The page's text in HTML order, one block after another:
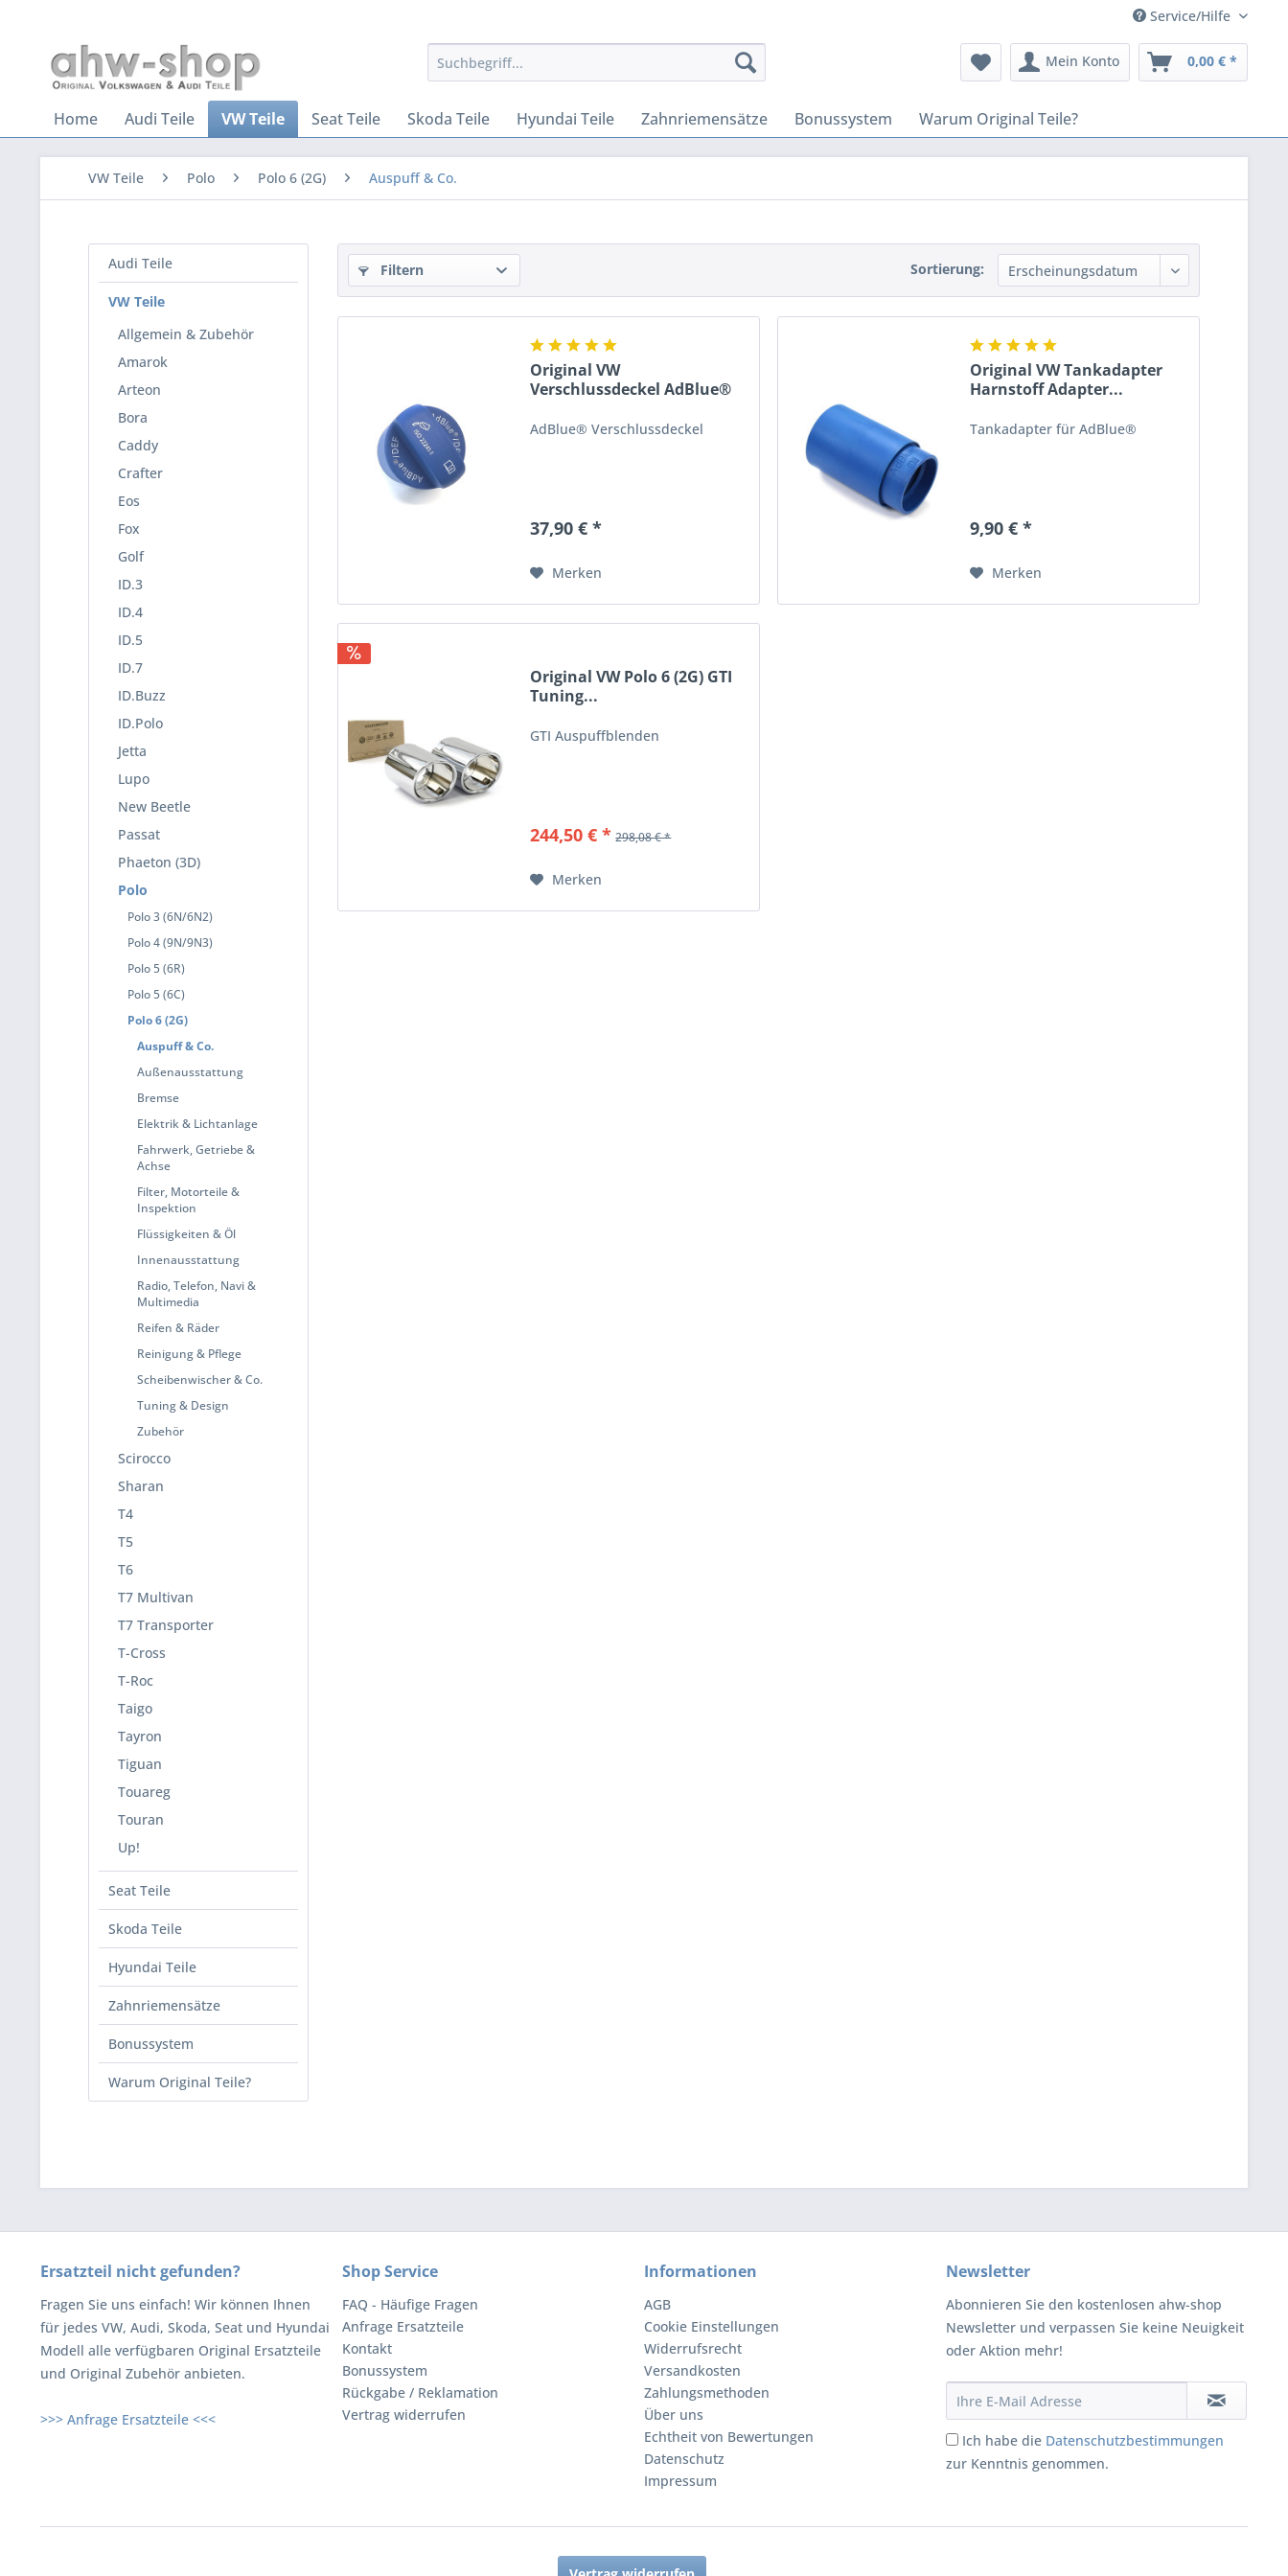
Service/Hilfe
Mein Konto 0,00 € *
Home Audi Teile VW Teile Seat Teile Skoda Teile Hyundai Teile Zahnriemensätze Bonussystem Warum Original Teile?
VW Teile Polo Polo 6 (2G) Auspuff & Co.
Audi Teile
VW Teile
Allgemein & Zubehör
Amarok
Arteon
Bora
Caddy
Crafter
Eos
Fox
Golf
ID.3
ID.4
ID.5
ID.7
ID.Buzz
ID.Polo
Jetta
Lupo
New Beetle
Passat
Phaeton (3D)
Polo
Polo 3 (6N/6N2)
Polo 4 (9N/9N3)
Polo 5 (6R)
Polo 5 (6C)
Polo 6 (2G)
Auspuff & Co.
Außenausstattung
Bremse
Elektrik & Lichtanlage
Fahrwerk, Getriebe &
Achse
Filter, Motorteile &
Inspektion
Flüssigkeiten & Öl
Innenausstattung
Radio, Telefon, Navi &
Multimedia
Reifen & Räder
Reinigung & Pflege
Scheibenwischer & Co.
Tuning & Design
Zubehör
Scirocco
Sharan
T4
T5
T6
T7 Multivan
T7 Transporter
T-Cross
T-Roc
Taigo
Tayron
Tiguan
Touareg
Touran
Up!
Seat Teile
Skoda Teile
Hyundai Teile
Zahnriemensätze
Bonussystem
Warum Original Teile?
Filtern Sortierung:
Original VW
Verschlussdeckel AdBlue®
AdBlue® Verschlussdeckel
37,90 € *
Merken
Original VW Tankadapter
Harnstoff Adapter...
Tankadapter für AdBlue®
9,90 € *
Merken
Original VW Polo 6 (2G) GTI
Tuning...
GTI Auspuffblenden
244,50 € * 298,08 € *
Merken
Ersatzteil nicht gefunden?
Fragen Sie uns einfach! Wir können Ihnen
für jedes VW, Audi, Skoda, Seat und Hyundai
Modell alle verfügbaren Original Ersatzteile
und Original Zubehör anbieten.
>>> Anfrage Ersatzteile <<<
Shop Service
FAQ - Häufige Fragen
Anfrage Ersatzteile
Kontakt
Bonussystem
Rückgabe / Reklamation
Vertrag widerrufen
Informationen
AGB
Cookie Einstellungen
Widerrufsrecht
Versandkosten
Zahlungsmethoden
Über uns
Echtheit von Bewertungen
Datenschutz
Impressum
Newsletter
Abonnieren Sie den kostenlosen ahw-shop
Newsletter und verpassen Sie keine Neuigkeit
oder Aktion mehr!
Ich habe die Datenschutzbestimmungen
zur Kenntnis genommen.